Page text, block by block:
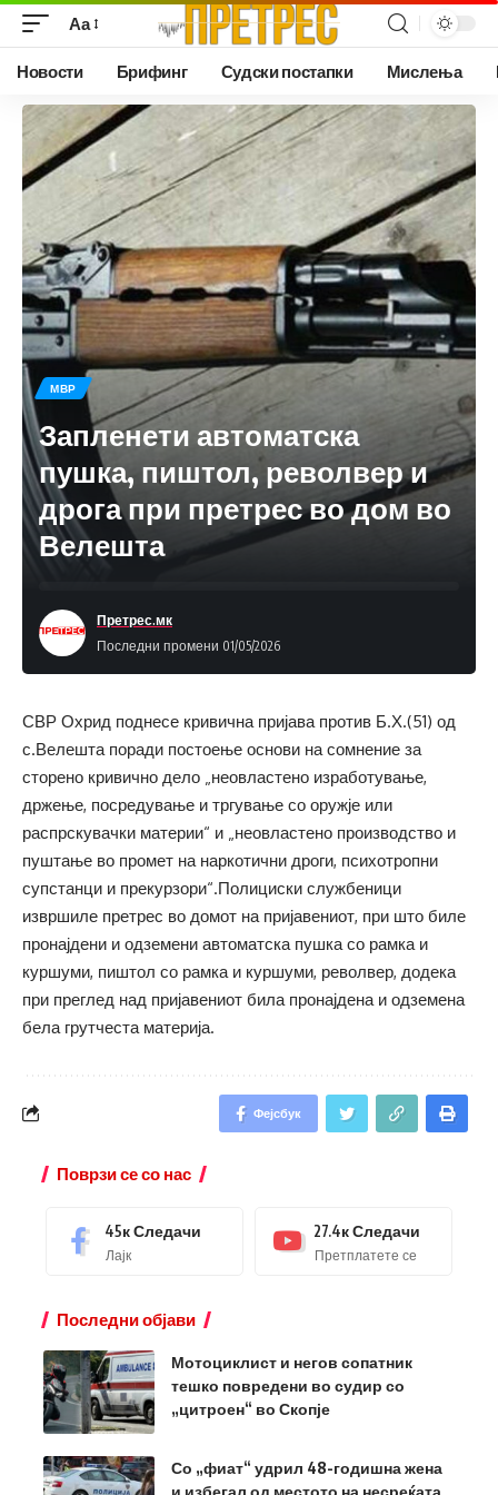
Аа
Новости Брифинг Судски постапки Мислења
МВР
Запленети автоматска
пушка, пиштол, револвер и
дрога при претрес во дом во
Велешта
Последни промени 01/05/2026
Претрес.мк
СВР Охрид поднесе кривична пријава против Б.Х.(51) од
с.Велешта поради постоење основи на сомнение за
сторено кривично дело „неовластено изработување,
држење, посредување и тргување со оружје или
распрскувачки материи“ и „неовластено производство и
пуштање во промет на наркотични дроги, психотропни
супстанци и прекурзори“.Полициски службеници
извршиле претрес во домот на пријавениот, при што биле
пронајдени и одземени автоматска пушка со рамка и
куршуми, пиштол со рамка и куршуми, револвер, додека
при преглед над пријавениот била пронајдена и одземена
бела грутчеста материја.
Фејсбук
Поврзи се со нас
45кСледачи
Лајк
27.4кСледачи
Претплатете се
Последни објави
Мотоциклист и негов сопатник
тешко повредени во судир со
„цитроен“ во Скопје
Со „фиат“ удрил 48-годишна жена
и избегал од местото на несреќата